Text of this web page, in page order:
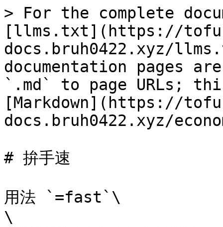
> For the complete
[llms.txt](https://
docs.bruh0422.xyz/
documentation pages
`.md` to page URLs;
[Markdown](https://
docs.bruh0422.xyz/
# 拚手速
用法 `=fast`\
\